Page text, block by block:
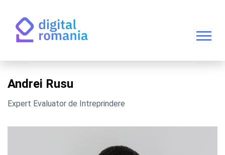
Andrei Rusu
Expert Evaluator de Intreprindere